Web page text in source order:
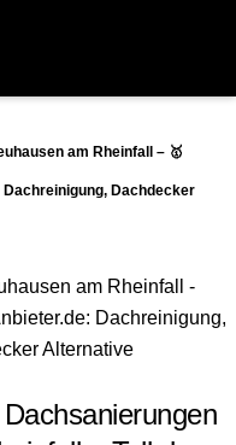
am Rheinfall – 🥇
Dachdecker